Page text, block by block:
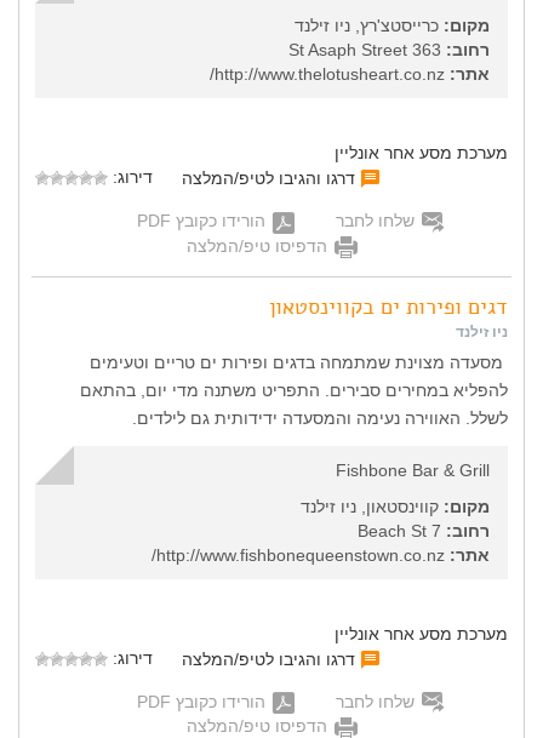
מקום: כרייסטצ'רץ, ניו זילנד
רחוב:
אתר:
מערכת מסע אחר אונליין
דרגו והגיבו לטיפ/המלצה
דירוג:
שלחו לחבר
הורידו כקובץ PDF
הדפיסו טיפ/המלצה
דגים ופירות ים בקווינסטאון
ניו זילנד
מסעדה מצוינת שמתמחה בדגים ופירות ים טריים וטעימים
להפליא במחירים סבירים. התפריט משתנה מדי יום, בהתאם
לשלל. האווירה נעימה והמסעדה ידידותית גם לילדים.
Fishbone Bar & Grill
מקום: קווינסטאון, ניו זילנד
רחוב:
אתר:
מערכת מסע אחר אונליין
דרגו והגיבו לטיפ/המלצה
דירוג:
שלחו לחבר
הורידו כקובץ PDF
הדפיסו טיפ/המלצה